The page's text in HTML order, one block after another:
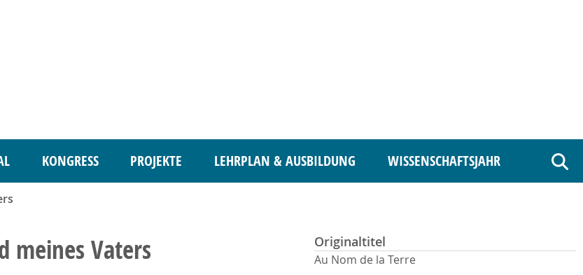
KONGRESS PROJEKTE LEHRPLAN & AUSBILDUNG WISSENSCHAFTSJAHR
meines Vaters Originaltitel
Au Nom de la Terre